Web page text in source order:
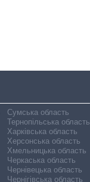
Сумська область
Тернопільська область
Харківська область
Херсонська область
Хмельницька область
Черкаська область
Чернівецька область
Чернігівська область